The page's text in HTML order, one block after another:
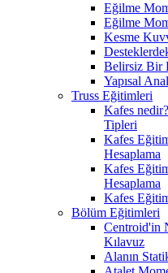
Eğilme
Eğilme
Kesme
Belirsiz Bir
Yapısal
Truss Eğitimleri
Kafes
Tipleri
Kafes
Hesaplama
Kafes
Hesaplama
Kafes
Bölüm Eğitimleri
Centroid'in
Kılavuz
Alanın